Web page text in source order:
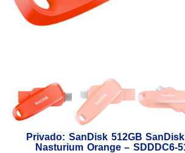
Privado: SanDisk 512GB
Nasturium Orange – SDDDC6-